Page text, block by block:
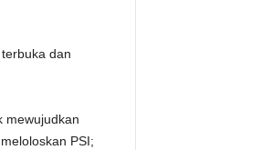
dan
mewujudkan
PSI;